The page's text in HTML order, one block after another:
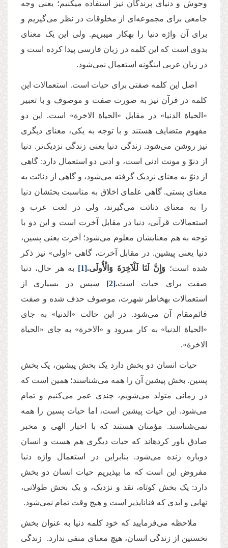
وحوش و دنیای پرندگان نیز استفاده می­کنیم؛ یعنی وجه
جامعی برای مجموعه‌ای از مخلوقات در نظر می‌گیریم و
برای آن واژه دنیا را به­کار می­بریم. ولی این یک معنای
بدوی است که این کلمه در زبان فارسی پیدا کرده است و
در زبان عربی این­گونه استعمال نمی‌شود.
اصل این کلمه صفتی برای حیات است. استعمالات این
کلمه در قرآن نیز به صورت صفت و موصوف و با تعبیر
«الحیاة الدنیا» در مقابل «الحیاة الاخرة» است. این دو
مفهوم متضایف هستند و با توجه به یکی، معنای دیگری
نیز روشن می‌شود. زندگی دنیا یعنی زندگی نزدیک‌تر. دنیا
از دنوّ و مونث ادنی است، و ادنی دو استعمال دارد: گاهی
از دنوّ به معنای نزدیک گرفته می‌شود، و گاهی از دنائت به
معنای پستی. گاهی علمای اخلاق به مناسبت بحث­شان دنیا
را به معنای دنائت می‌گیرند، ولی در لغت عرب و
استعمالات قرآنی، دنیا در مقابل آخرت است و این دو با
توجه به هم معنایشان معلوم می‌شود؛ آخرت یعنی پسین،
دنیا یعنی پیشین. در مقابل آخرت، گاهی «اولی» نیز ذکر
شده است؛ وَإِنَّ لَنَا لَلْآخِرَةَ وَالْأُولَى.[1] به هر حال، دنیا
صفت برای حیات است.
[2] سپس در بسیاری از
استعمالات به­خاطر شهرت، موصوف حذف شده و صفت
قائم‌مقام آن می‌شود. در این حالت «الدنیا» به جای
«الحیاة الدنیا» به کار می­رود و «الاخرة» به جای «الحیاة
الاخرة».
حیات انسان دو بخش دارد یک بخش پیشین، یک بخش
پسین. بخش پیشین آن را همه می‌شناسند؛ همین است که
در زمانی متولد می‌شویم، چندی عمر می‌کنیم و تمام
می‌شود. این حیات پیشین است، اما حیات پسین را همه
نمی‌شناسند. مؤمنان هستند که با اخبار الهی و مخبر
صادق باور کرده­اند که حیات دیگری هم هست و انسان
دوباره زنده می‌شود. بنابراین در استعمال واژه دنیا
مفروض این است که ما بپذیریم حیات انسان دو بخش
دارد: یک بخش کوتاه، نقد و نزدیک، و یک بخش طولانی،
نهایی و ابدی که فناناپذیر است و هیچ وقت تمام نمی‌شود.
ملاحظه می‌فرمایید که خود کلمه دنیا به عنوان بخش
نخستین از زندگی انسان، هیچ معنای منفی ندارد. زندگی